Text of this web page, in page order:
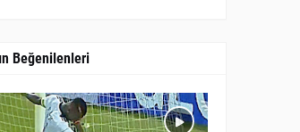
Beğenilenleri